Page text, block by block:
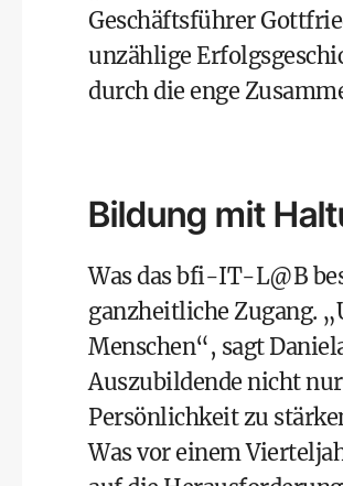
Geschäftsführer
unzählige
durch die enge
Bildung mit
Was das bfi-IT-L@B
ganzheitliche Zugang.
Menschen“, sagt
Auszubildende nicht
Persönlichkeit zu
Was vor einem